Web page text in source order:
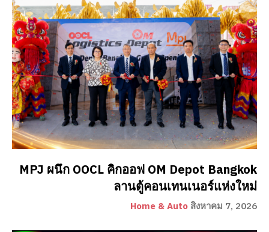
MPJ ผนึก OOCL คิกออฟ OM Depot Bangkok
ลานตู้คอนเทนเนอร์แห่งใหม่
Home & Auto สิงหาคม 7, 2026